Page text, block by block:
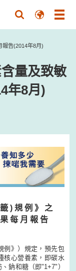
報告(2014年8月)
量及致敏
年8月)
) 規 例 》 之
每 月 報 告
例》）規定，預先包
核心營養素，即碳水
鈉和糖（即"1+7"）